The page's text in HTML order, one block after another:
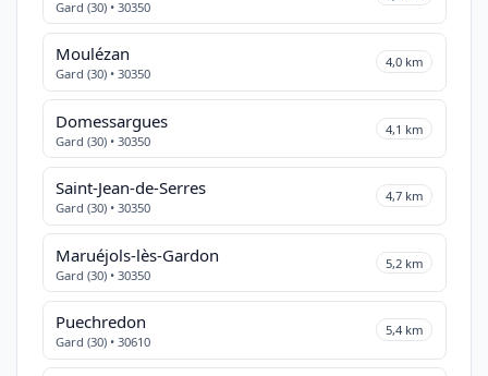
Gard (30) • 30350
Moulézan
Gard (30) • 30350
4,0 km
Domessargues
Gard (30) • 30350
4,1 km
Saint-Jean-de-Serres
Gard (30) • 30350
4,7 km
Maruéjols-lès-Gardon
Gard (30) • 30350
5,2 km
Puechredon
Gard (30) • 30610
5,4 km